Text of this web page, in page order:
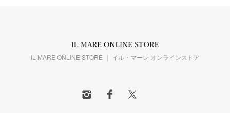
IL MARE ONLINE STORE ｜ イル・マーレ オンラインストア